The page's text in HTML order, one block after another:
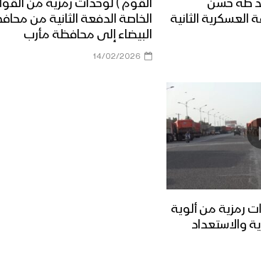
طه حسن
الثانية
القوم ) لوحدات رمزية من
الخاصة الدفعة الثانية من
البيضاء إلى محافظة مأرب
14/02/2026
رمزية من ألوية
والاستعداد